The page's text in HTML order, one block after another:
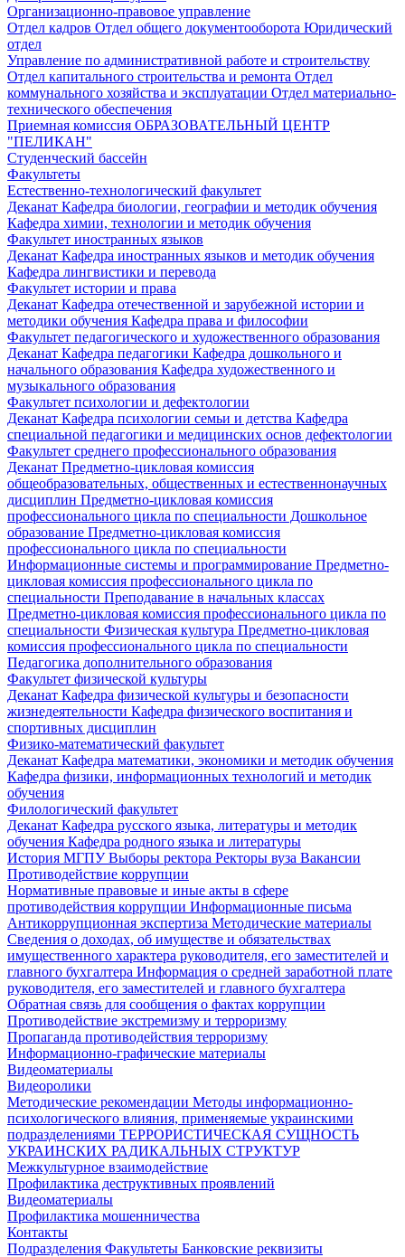
Организационно-правовое управление
Отдел кадров Отдел общего документооборота Юридический
отдел
Управление по административной работе и строительству
Отдел капитального строительства и ремонта Отдел
коммунального хозяйства и эксплуатации Отдел материально-
технического обеспечения
Приемная комиссия ОБРАЗОВАТЕЛЬНЫЙ ЦЕНТР
"ПЕЛИКАН"
Студенческий бассейн
Факультеты
Естественно-технологический факультет
Деканат Кафедра биологии, географии и методик обучения
Кафедра химии, технологии и методик обучения
Факультет иностранных языков
Деканат Кафедра иностранных языков и методик обучения
Кафедра лингвистики и перевода
Факультет истории и права
Деканат Кафедра отечественной и зарубежной истории и
методики обучения Кафедра права и философии
Факультет педагогического и художественного образования
Деканат Кафедра педагогики Кафедра дошкольного и
начального образования Кафедра художественного и
музыкального образования
Факультет психологии и дефектологии
Деканат Кафедра психологии семьи и детства Кафедра
специальной педагогики и медицинских основ дефектологии
Факультет среднего профессионального образования
Деканат Предметно-цикловая комиссия
общеобразовательных, общественных и естественнонаучных
дисциплин Предметно-цикловая комиссия
профессионального цикла по специальности Дошкольное
образование Предметно-цикловая комиссия
профессионального цикла по специальности
Информационные системы и программирование Предметно-
цикловая комиссия профессионального цикла по
специальности Преподавание в начальных классах
Предметно-цикловая комиссия профессионального цикла по
специальности Физическая культура Предметно-цикловая
комиссия профессионального цикла по специальности
Педагогика дополнительного образования
Факультет физической культуры
Деканат Кафедра физической культуры и безопасности
жизнедеятельности Кафедра физического воспитания и
спортивных дисциплин
Физико-математический факультет
Деканат Кафедра математики, экономики и методик обучения
Кафедра физики, информационных технологий и методик
обучения
Филологический факультет
Деканат Кафедра русского языка, литературы и методик
обучения Кафедра родного языка и литературы
История МГПУВыборы ректора Ректоры вуза Вакансии
Противодействие коррупции
Нормативные правовые и иные акты в сфере
противодействия коррупции Информационные письма
Антикоррупционная экспертиза Методические материалы
Сведения о доходах, об имуществе и обязательствах
имущественного характера руководителя, его заместителей и
главного бухгалтера Информация о средней заработной плате
руководителя, его заместителей и главного бухгалтера
Обратная связь для сообщения о фактах коррупции
Противодействие экстремизму и терроризму
Пропаганда противодействия терроризму
Информационно-графические материалы
Видеоматериалы
Видеоролики
Методические рекомендации Методы информационно-
психологического влияния, применяемые украинскими
подразделениями ТЕРРОРИСТИЧЕСКАЯ СУЩНОСТЬ
УКРАИНСКИХ РАДИКАЛЬНЫХ СТРУКТУР
Межкультурное взаимодействие
Профилактика деструктивных проявлений
Видеоматериалы
Профилактика мошенничества
Контакты
Подразделения Факультеты Банковские реквизиты